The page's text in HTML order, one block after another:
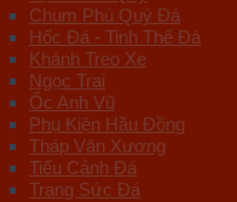
Chum Phú Quý Đá
Hốc Đá - Tinh Thể Đá
Khánh Treo Xe
Ngọc Trai
Ốc Anh Vũ
Phụ Kiện Hầu Đồng
Tháp Văn Xương
Tiểu Cảnh Đá
Trang Sức Đá